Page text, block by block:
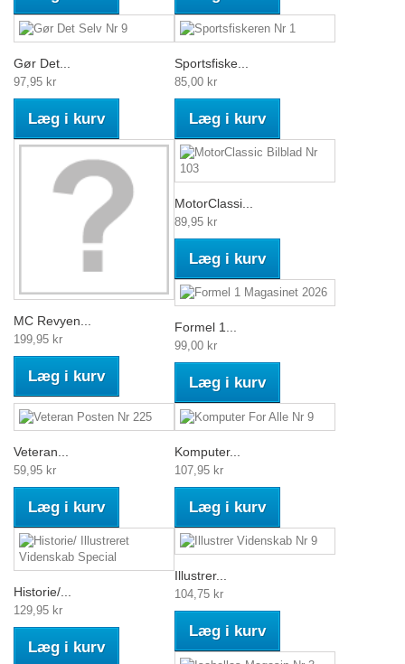
Gør Det...
97,95 kr
Læg i kurv
Sportsfiske...
85,00 kr
Læg i kurv
MC Revyen...
199,95 kr
Læg i kurv
MotorClassi...
89,95 kr
Læg i kurv
Formel 1...
99,00 kr
Læg i kurv
Veteran...
59,95 kr
Læg i kurv
Komputer...
107,95 kr
Læg i kurv
Historie/...
129,95 kr
Læg i kurv
Illustrer...
104,75 kr
Læg i kurv